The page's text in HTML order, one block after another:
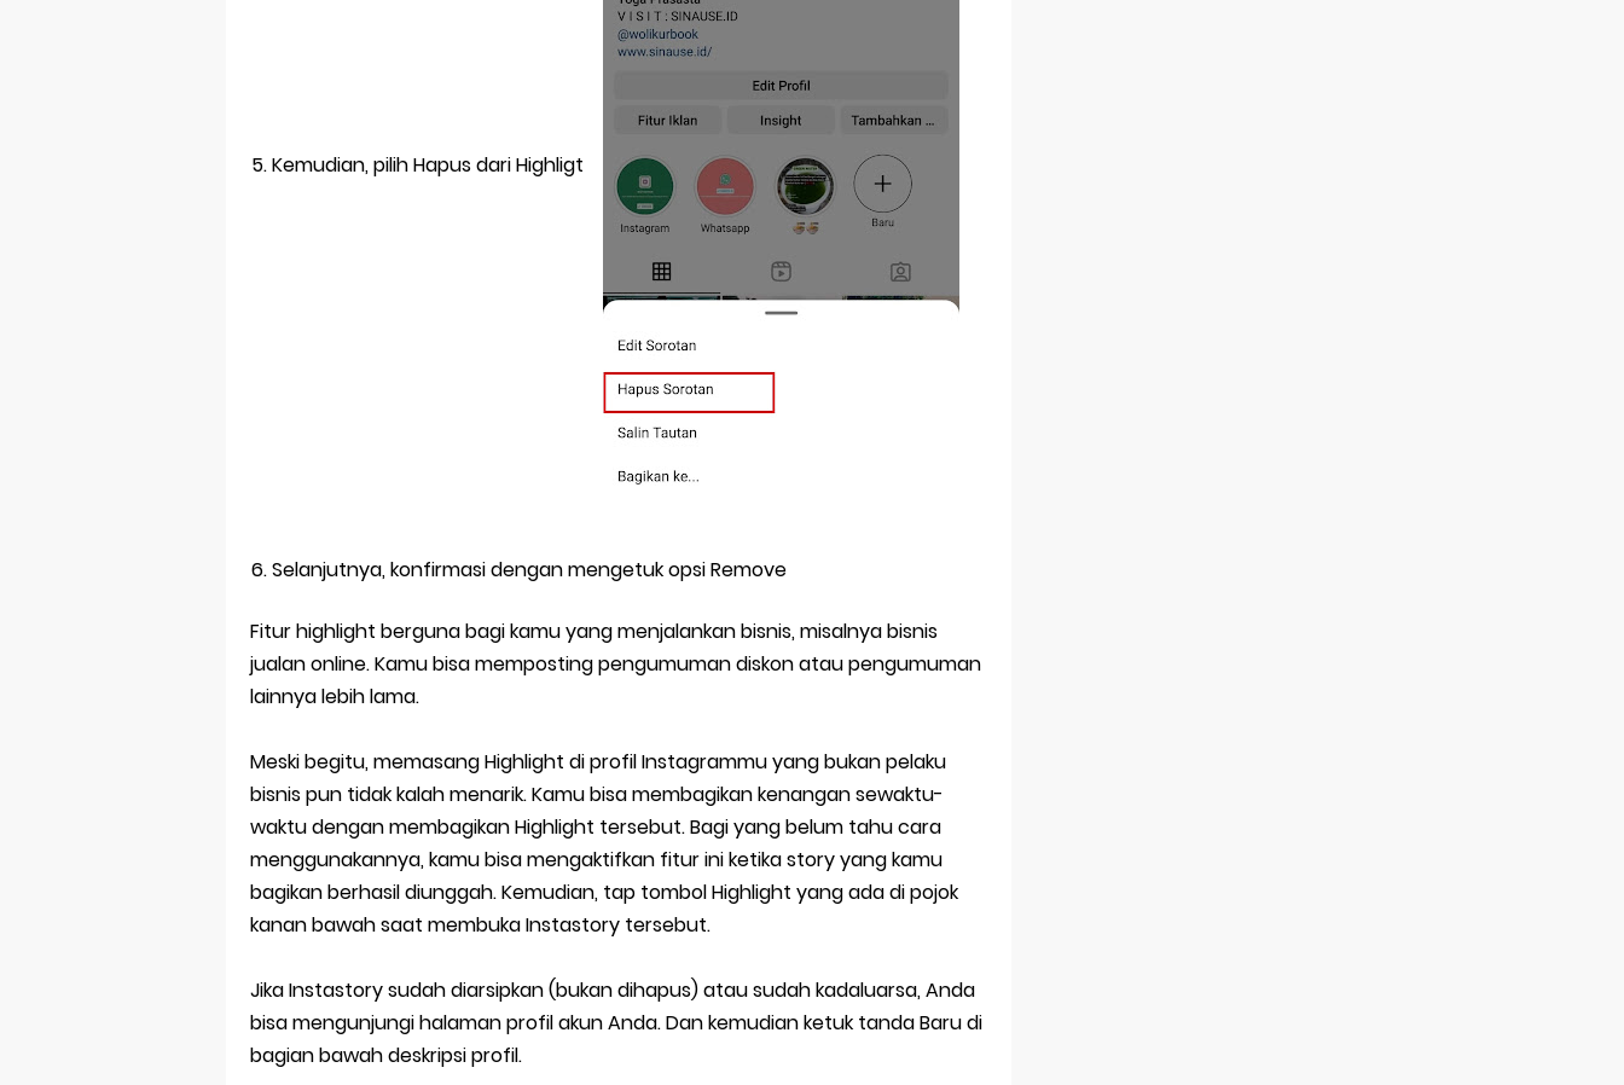
Kemudian, pilih Hapus dari Highligt
Selanjutnya, konfirmasi dengan mengetuk opsi Remove
Fitur highlight berguna bagi kamu yang menjalankan bisnis, misalnya bisnis
jualan online. Kamu bisa memposting pengumuman diskon atau pengumuman
lainnya lebih lama.
Meski begitu, memasang Highlight di profil Instagrammu yang bukan pelaku
bisnis pun tidak kalah menarik. Kamu bisa membagikan kenangan sewaktu-
waktu dengan membagikan Highlight tersebut. Bagi yang belum tahu cara
menggunakannya, kamu bisa mengaktifkan fitur ini ketika story yang kamu
bagikan berhasil diunggah. Kemudian, tap tombol Highlight yang ada di pojok
kanan bawah saat membuka Instastory tersebut.
Jika Instastory sudah diarsipkan (bukan dihapus) atau sudah kadaluarsa, Anda
bisa mengunjungi halaman profil akun Anda. Dan kemudian ketuk tanda Baru di
bagian bawah deskripsi profil.